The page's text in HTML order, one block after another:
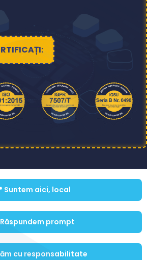
Suntem aici, local
Răspundem prompt
cu responsabilitate